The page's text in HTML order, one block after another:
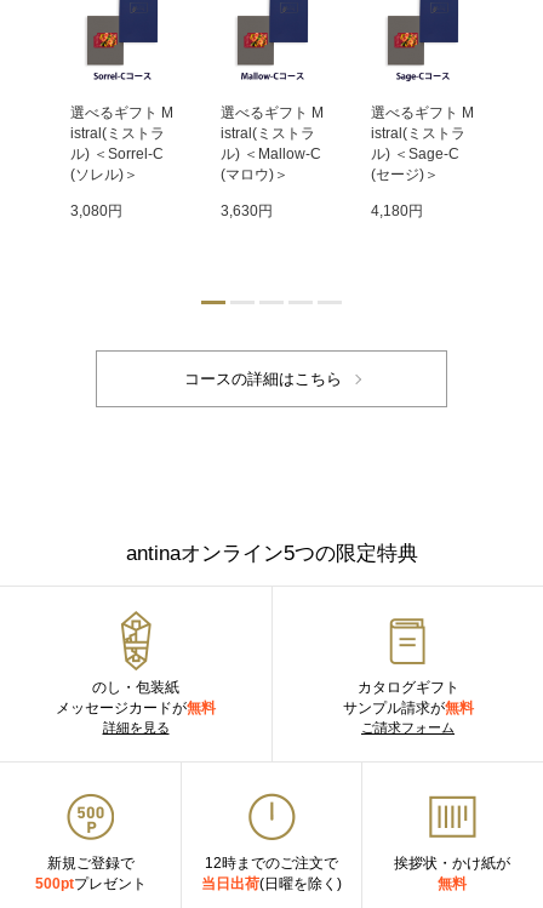
選べるギフト M
istral(ミストラ
ル) ＜Sorrel-C
(ソレル)＞
3,080円
選べるギフト M
istral(ミストラ
ル) ＜Mallow-C
(マロウ)＞
3,630円
選べるギフト M
istral(ミストラ
ル) ＜Sage-C
(セージ)＞
4,180円
antinaオンライン5つの限定特典
のし・包装紙
メッセージカードが無料
詳細を見る
カタログギフト
サンプル請求が無料
ご請求フォーム
新規ご登録で
500ptプレゼント
12時までのご注文で
当日出荷(日曜を除く)
挨拶状・かけ紙が
無料